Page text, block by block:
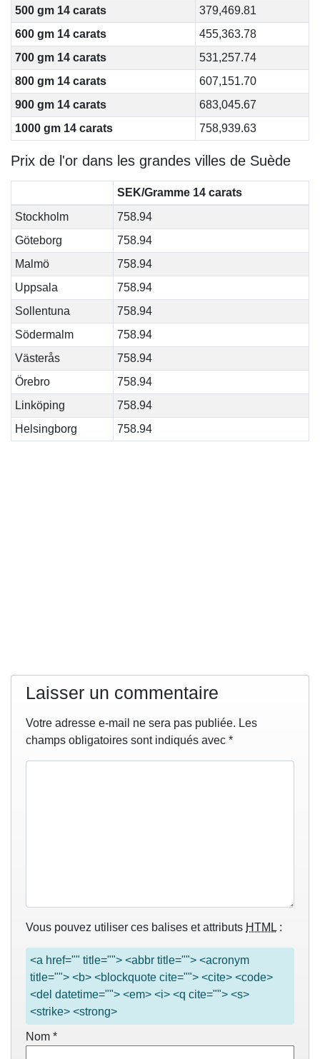
500 gm 14 carats
379,469.81
600 gm 14 carats
455,363.78
700 gm 14 carats
531,257.74
800 gm 14 carats
607,151.70
900 gm 14 carats
683,045.67
1000 gm 14 carats
758,939.63
Prix de l'or dans les grandes villes de Suède
SEK/Gramme 14 carats
Stockholm
758.94
Göteborg
758.94
Malmö
758.94
Uppsala
758.94
Sollentuna
758.94
Södermalm
758.94
Västerås
758.94
Örebro
758.94
Linköping
758.94
Helsingborg
758.94
Laisser un commentaire
Votre adresse e-mail ne sera pas publiée. Les
champs obligatoires sont indiqués avec *
Vous pouvez utiliser ces balises et attributs HTML :
<a href="" title=""> <abbr title=""> <acronym
title=""> <b> <blockquote cite=""> <cite> <code>
<del datetime=""> <em> <i> <q cite=""> <s>
<strike> <strong>
Nom *